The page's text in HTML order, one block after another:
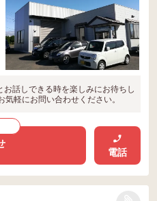
話しできる時を楽しみにお待ちし
軽にお問い合わせください。
電話